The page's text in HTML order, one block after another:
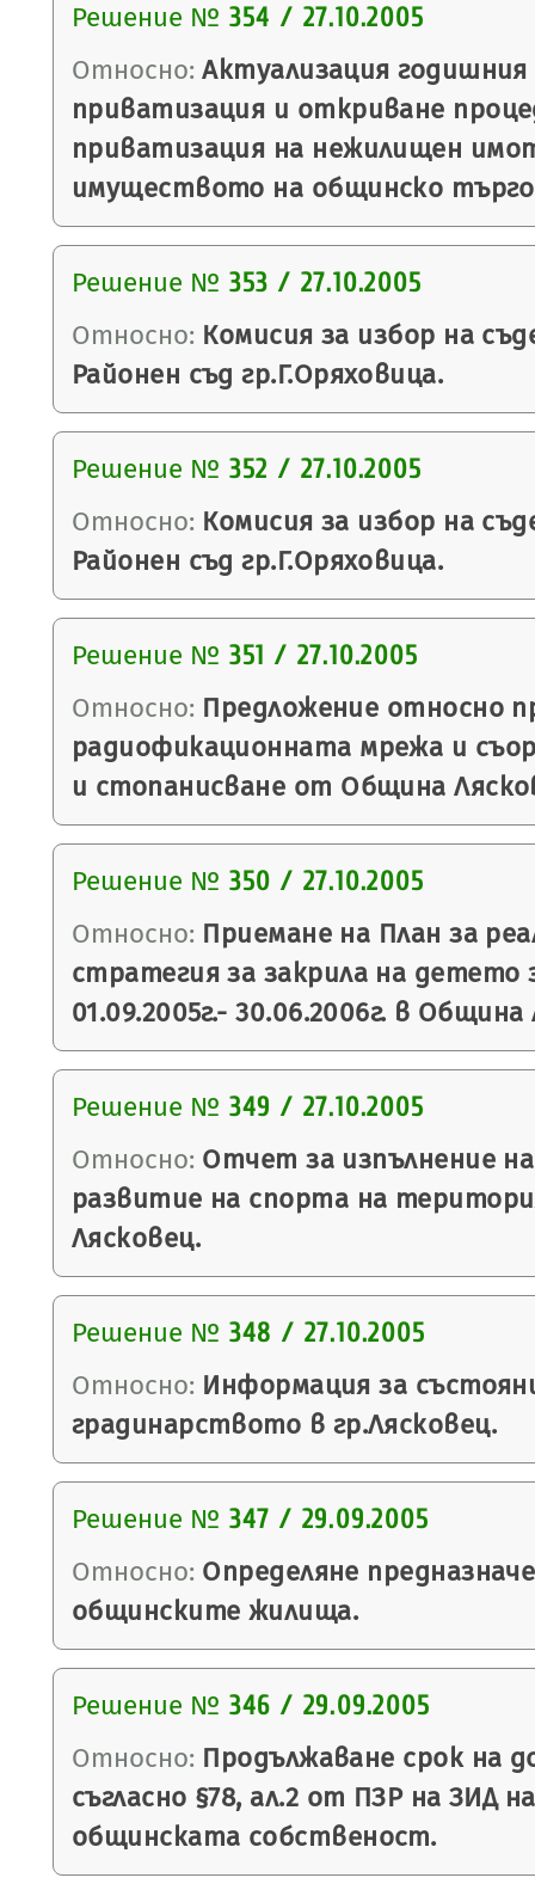
Решение № 354 / 27.10.2005
Относно: Актуализация годишния
приватизация и откриване
приватизация на нежилищен
имуществото на общинско
Решение № 353 / 27.10.2005
Относно: Комисия за избор на
Районен съд гр.Г.Оряховица.
Решение № 352 / 27.10.2005
Относно: Комисия за избор на
Районен съд гр.Г.Оряховица.
Решение № 351 / 27.10.2005
Относно: Предложение относно
радиофикационната мрежа и
и стопанисване от Община
Решение № 350 / 27.10.2005
Относно: Приемане на План за
стратегия за закрила на детето
01.09.2005г.- 30.06.2006г. в Община
Решение № 349 / 27.10.2005
Относно: Отчет за изпълнение
развитие на спорта на
Лясковец.
Решение № 348 / 27.10.2005
Относно: Информация за
градинарството в гр.Лясковец.
Решение № 347 / 29.09.2005
Относно: Определяне
общинските жилища.
Решение № 346 / 29.09.2005
Относно: Продължаване срок на
съгласно §78, ал.2 от ПЗР на ЗИД
общинската собственост.